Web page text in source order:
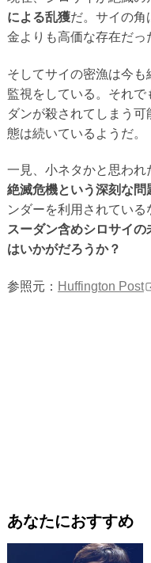
による乱獲だ。サイの角
金よりも高価な存在だっ
そしてサイの密漁は今
監視をしている。それ
ダンが殺されてしまう
態は続いているようだ。
一見、小ネタかと思われ
絶滅危機という深刻な問
ンダーを利用されている
スーダン含めシロサイ
はいかがだろうか？
参照元： Huffington Post
あなたにおすすめ